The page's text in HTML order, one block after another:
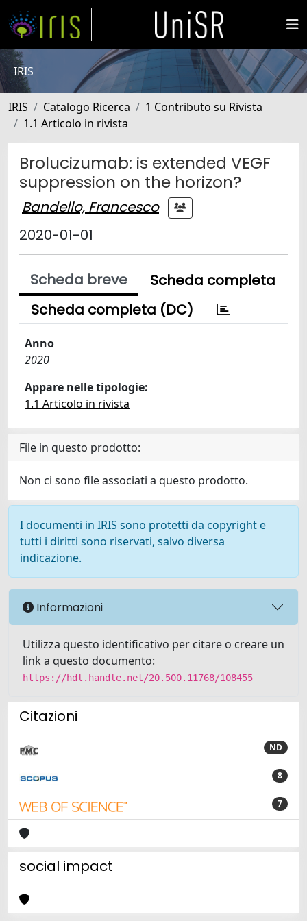
IRIS
IRIS Catalogo Ricerca
1 Contributo su Rivista
1.1 Articolo in rivista
Brolucizumab: is extended VEGF
suppression on the horizon?
Bandello, Francesco
2020-01-01
Scheda breve
Scheda completa
Scheda completa (DC)
Anno
2020
Appare nelle tipologie:
1.1 Articolo in rivista
File in questo prodotto:
Non ci sono file associati a questo prodotto.
I documenti in IRIS sono protetti da copyright e
tutti i diritti sono riservati, salvo diversa
indicazione.
Informazioni
Utilizza questo identificativo per citare o creare un
link a questo documento:
https://hdl.handle.net/20.500.11768/108455
Citazioni
ND
8
7
social impact